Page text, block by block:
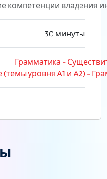
компетенции владения
30 минуты
Грамматика -
уровня A1 и A2) -